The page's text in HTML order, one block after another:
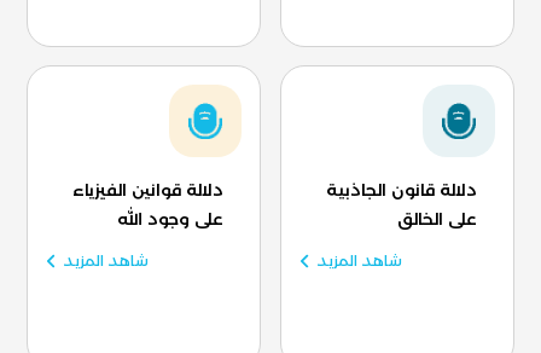
دلالة قانون الجاذبية
على الخالق
شاهد المزيد
دلالة قوانين الفيزياء
على وجود الله
شاهد المزيد